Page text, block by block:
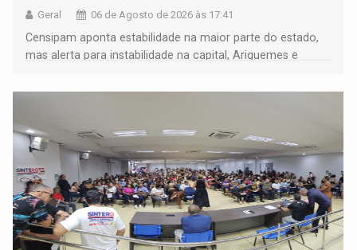
Geral 06 de Agosto de 2026 às 17:41
Censipam aponta estabilidade na maior parte do estado,
mas alerta para instabilidade na capital, Ariquemes e